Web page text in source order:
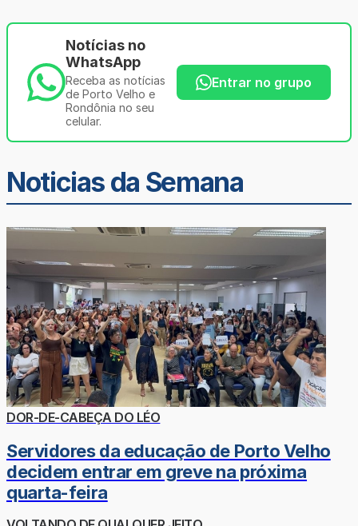
Notícias no
WhatsApp
Receba as notícias
de Porto Velho e
Rondônia no seu
celular.
Entrar no grupo
Noticias da Semana
DOR-DE-CABEÇA DO LÉO
Servidores da educação de Porto Velho
decidem entrar em greve na próxima
quarta-feira